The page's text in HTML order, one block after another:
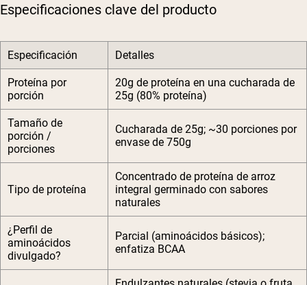
Especificaciones clave del producto
Especificación Detalles
Proteína por
porción
20g de proteína en una cucharada de
25g (80% proteína)
Tamaño de
porción /
porciones
Cucharada de 25g; ~30 porciones por
envase de 750g
Tipo de proteína
Concentrado de proteína de arroz
integral germinado con sabores
naturales
¿Perfil de
aminoácidos
divulgado?
Parcial (aminoácidos básicos);
enfatiza BCAA